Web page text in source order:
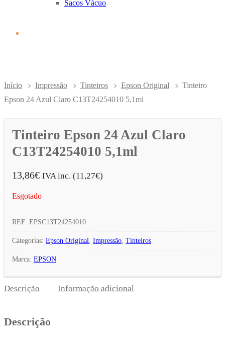
Sacos Vácuo
Início Impressão Tinteiros Epson Original
Tinteiro
Epson 24 Azul Claro C13T24254010 5,1ml
Tinteiro Epson 24 Azul Claro
C13T24254010 5,1ml
13,86€ IVA inc. (11,27€)
Esgotado
REF: EPSC13T24254010
Categorias: Epson Original, Impressão, Tinteiros
Marca: EPSON
Descrição Informação adicional
Descrição